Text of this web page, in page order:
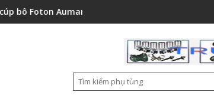
Auman C2400A C1500 1112235684110Ốp nhựa cản